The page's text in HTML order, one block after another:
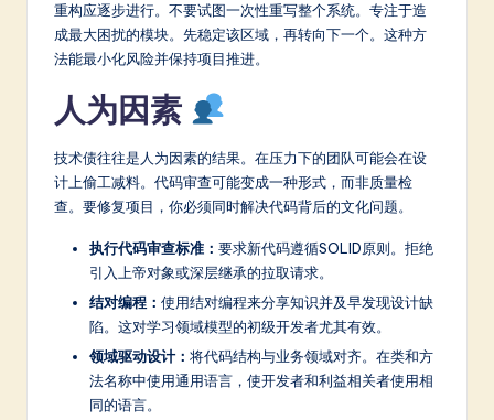
重构应逐步进行。不要试图一次性重写整个系统。专注于造
成最大困扰的模块。先稳定该区域，再转向下一个。这种方
法能最小化风险并保持项目推进。
人为因素
技术债往往是人为因素的结果。在压力下的团队可能会在设
计上偷工减料。代码审查可能变成一种形式，而非质量检
查。要修复项目，你必须同时解决代码背后的文化问题。
执行代码审查标准： 要求新代码遵循SOLID原则。拒绝
引入上帝对象或深层继承的拉取请求。
结对编程： 使用结对编程来分享知识并及早发现设计缺
陷。这对学习领域模型的初级开发者尤其有效。
领域驱动设计： 将代码结构与业务领域对齐。在类和方
法名称中使用通用语言，使开发者和利益相关者使用相
同的语言。